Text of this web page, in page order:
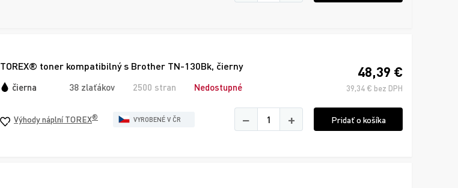
TOREX® toner kompatibilný s Brother TN-130Bk, čierny
čierna 38 zlaťákov 2500 stran Nedostupné
48,39 €
39,34 € bez DPH
Výhody náplní TOREX® VYROBENÉ V ČR − + Pridať o košíka